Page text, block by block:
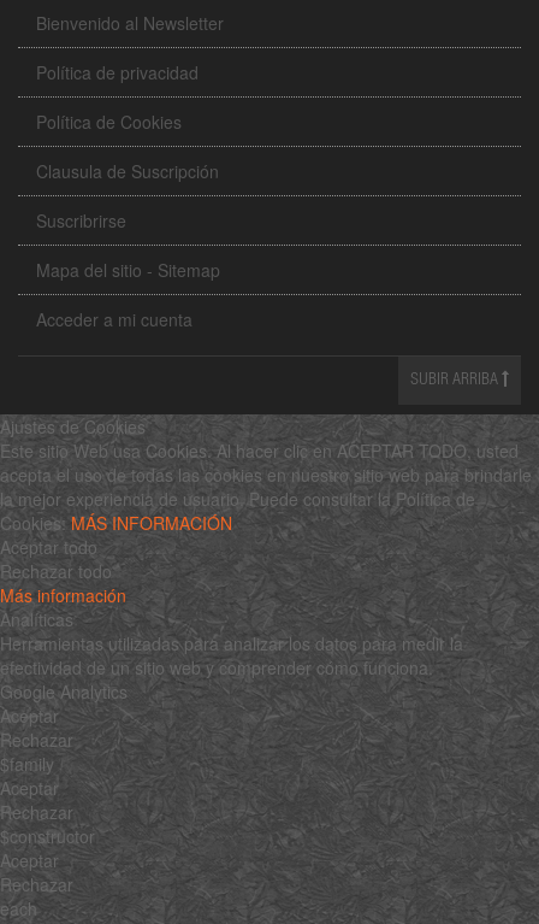
Bienvenido al Newsletter
Política de privacidad
Política de Cookies
Clausula de Suscripción
Suscribrirse
Mapa del sitio - Sitemap
Acceder a mi cuenta
SUBIR ARRIBA
Ajustes de Cookies
Este sitio Web usa Cookies. Al hacer clic en ACEPTAR TODO, usted
acepta el uso de todas las cookies en nuestro sitio web para brindarle
la mejor experiencia de usuario. Puede consultar la Política de
Cookies: MÁS INFORMACIÓN
Aceptar todo
Rechazar todo
Más información
Analíticas
Herramientas utilizadas para analizar los datos para medir la
efectividad de un sitio web y comprender cómo funciona.
Google Analytics
Aceptar
Rechazar
$family
Aceptar
Rechazar
$constructor
Aceptar
Rechazar
each